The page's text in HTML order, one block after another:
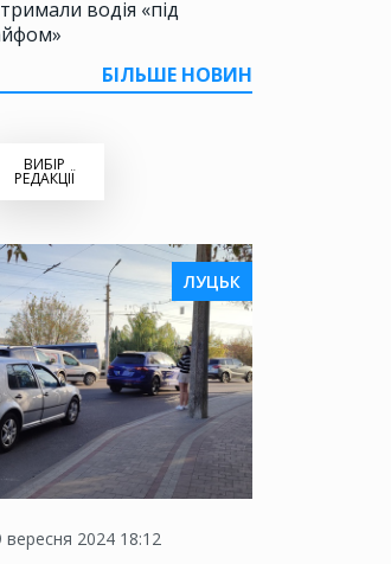
водія «під
БІЛЬШЕ НОВИН
ВИБІР
РЕДАКЦІЇ
ЛУЦЬК
вересня 2024 18:12